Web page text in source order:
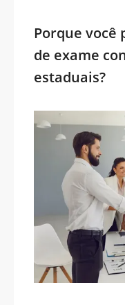
Porque você
de exame
estaduais?